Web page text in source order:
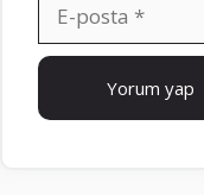
posta
İnternet